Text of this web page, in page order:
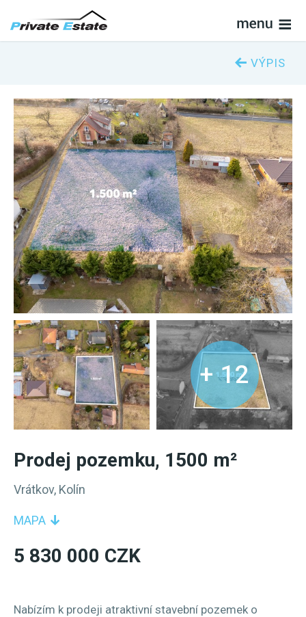
VÝPIS
+ 12
Prodej pozemku, 1500 m²
Vrátkov, Kolín
MAPA
5 830 000 CZK
Nabízím k prodeji atraktivní stavební pozemek o